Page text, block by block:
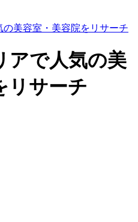
美容室・美容院をリサーチ
アで人気の美
リサーチ